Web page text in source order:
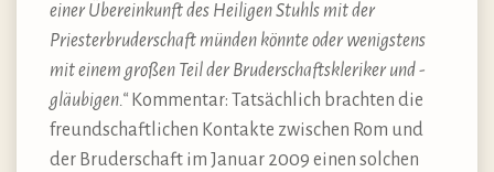
einer Übereinkunft des Heiligen Stuhls mit der
Priesterbruderschaft münden könnte oder wenigstens
mit einem großen Teil der Bruderschaftskleriker und -
gläubigen.“ Kommentar: Tatsächlich brachten die
freundschaftlichen Kontakte zwischen Rom und
der Bruderschaft im Januar 2009 einen solchen